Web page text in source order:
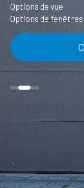
Options de vue
Options de fenêtres